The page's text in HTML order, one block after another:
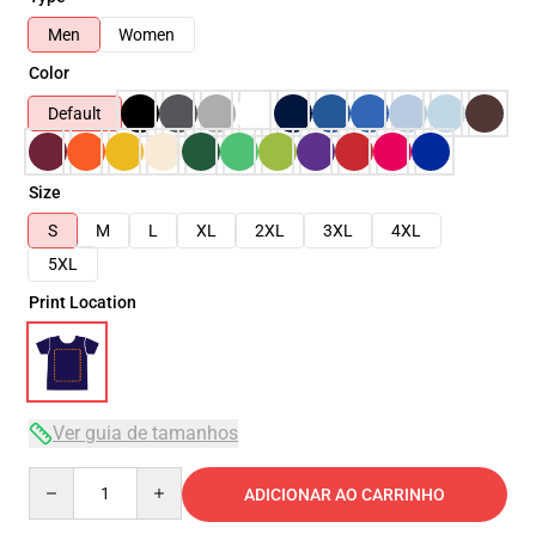
Men
Women
Color
Default
Size
S
M L XL 2XL 3XL
4XL
5XL
Print Location
Ver guia de tamanhos
ADICIONAR AO CARRINHO